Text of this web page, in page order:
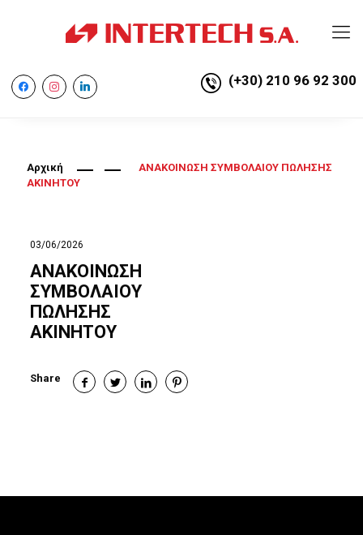
facebookinstagramlinkedin (+30) 210 96 92 300
Αρχική
ΑΝΑΚΟΙΝΩΣΗ ΣΥΜΒΟΛΑΙΟΥ ΠΩΛΗΣΗΣ
ΑΚΙΝΗΤΟΥ
03/06/2026
ΑΝΑΚΟΙΝΩΣΗ
ΣΥΜΒΟΛΑΙΟΥ
ΠΩΛΗΣΗΣ
ΑΚΙΝΗΤΟΥ
Share